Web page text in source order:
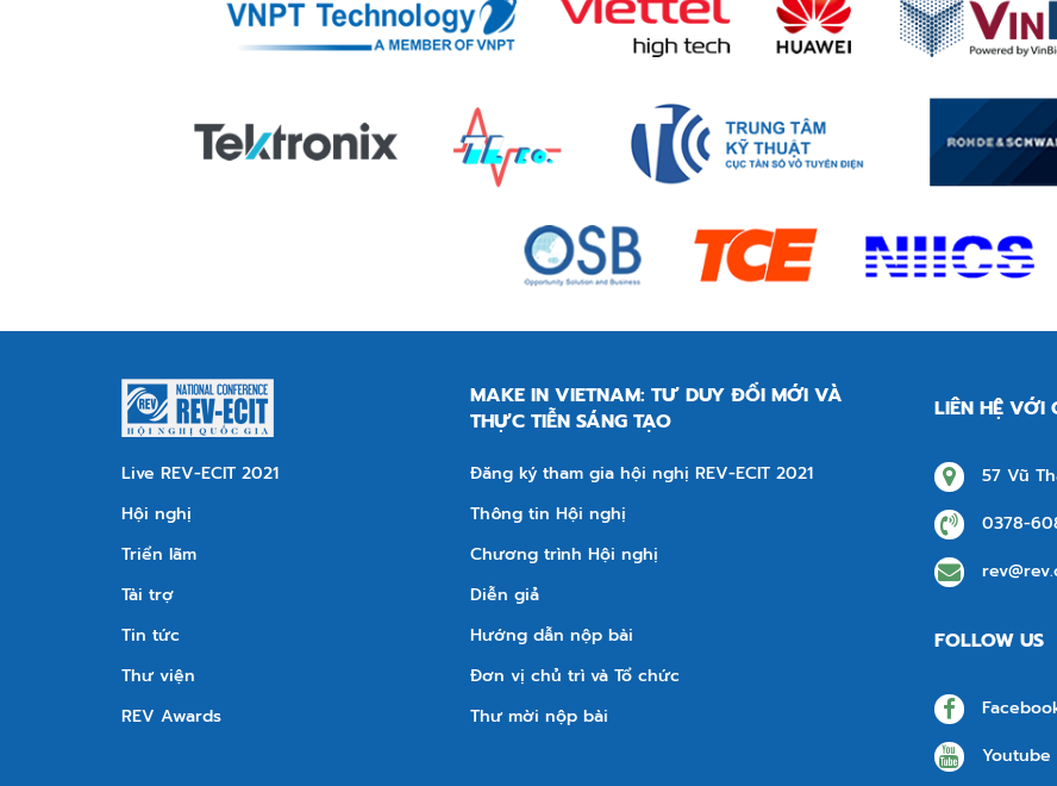
Live REV-ECIT 2021
Hội nghị
Triển lãm
Tài trợ
Tin tức
Thư viện
REV Awards
MAKE IN VIETNAM: TƯ DUY ĐỔI MỚI VÀ
THỰC TIỄN SÁNG TẠO
Đăng ký tham gia hội nghị REV-ECIT 2021
Thông tin Hội nghị
Chương trình Hội nghị
Diễn giả
Hướng dẫn nộp bài
Đơn vị chủ trì và Tổ chức
Thư mời nộp bài
LIÊN HỆ VỚI
57 Vũ
0378-
FOLLOW US
Youtube